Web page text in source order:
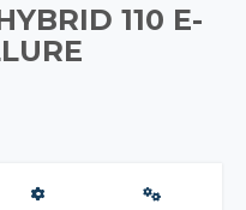
110 E-